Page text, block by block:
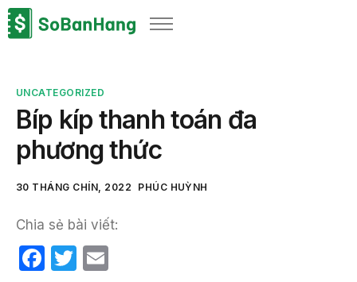
Sản phẩm
Bảng giá
Blog
Thông tin thuế
Về chúng tôi
UNCATEGORIZED
Bíp kíp thanh toán đa
phương thức
30 THÁNG CHÍN, 2022 PHÚC HUỲNH
Chia sẻ bài viết:
F
T